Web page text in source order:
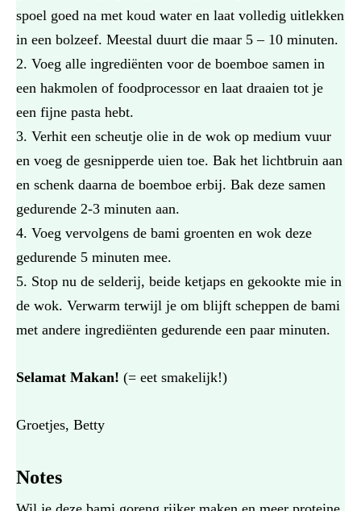
spoel goed na met koud water en laat volledig uitlekken
in een bolzeef. Meestal duurt die maar 5 – 10 minuten.
Voeg alle ingrediënten voor de boemboe samen in
een hakmolen of foodprocessor en laat draaien tot je
een fijne pasta hebt.
Verhit een scheutje olie in de wok op medium vuur
en voeg de gesnipperde uien toe. Bak het lichtbruin aan
en schenk daarna de boemboe erbij. Bak deze samen
gedurende 2-3 minuten aan.
Voeg vervolgens de bami groenten en wok deze
gedurende 5 minuten mee.
Stop nu de selderij, beide ketjaps en gekookte mie in
de wok. Verwarm terwijl je om blijft scheppen de bami
met andere ingrediënten gedurende een paar minuten.
Selamat Makan! (= eet smakelijk!)
Groetjes, Betty
Notes